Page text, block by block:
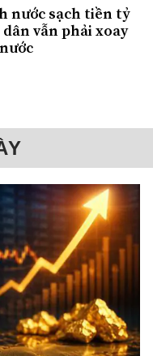
nước sạch tiền tỷ
dân vẫn phải xoay